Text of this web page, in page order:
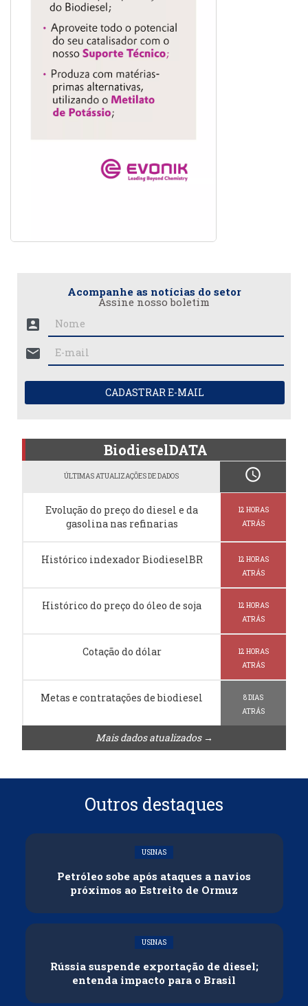
Acompanhe as notícias do setor
Assine nosso boletim
account_box
mail
CADASTRAR E-MAIL
BiodieselDATA
ÚLTIMAS ATUALIZAÇÕES DE DADOS schedule
Evolução do preço do diesel e da
gasolina nas refinarias
12 HORAS
ATRÁS
Histórico indexador BiodieselBR
12 HORAS
ATRÁS
Histórico do preço do óleo de soja
12 HORAS
ATRÁS
Cotação do dólar
12 HORAS
ATRÁS
Metas e contratações de biodiesel
8 DIAS
ATRÁS
Mais dados atualizados →
Outros destaques
USINAS
Petróleo sobe após ataques a navios
próximos ao Estreito de Ormuz
USINAS
Rússia suspende exportação de diesel;
entenda impacto para o Brasil